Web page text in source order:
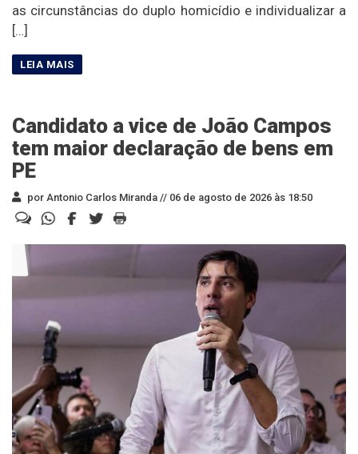
as circunstâncias do duplo homicídio e individualizar a
[…]
Candidato a vice de João Campos
tem maior declaração de bens em
PE
por Antonio Carlos Miranda // 06 de agosto de 2026 às 18:50